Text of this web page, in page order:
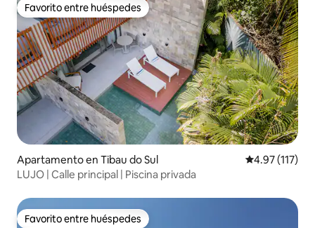
Favorito entre huéspedes
Favorito entre huéspedes
Apartamento en Tibau do Sul Calificación
4.97 (117)
LUJO | Calle principal | Piscina privada
Favorito entre huéspedes
Favorito entre huéspedes